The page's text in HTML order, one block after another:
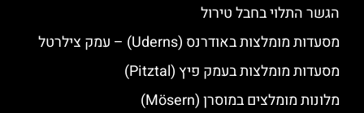
הגשר התלוי בחבל טירול
מסעדות מומלצות באודרנס (Uderns) – עמק צילרטל
מסעדות מומלצות בעמק פיץ (Pitztal)
מלונות מומלצים במוסרן (Mösern)